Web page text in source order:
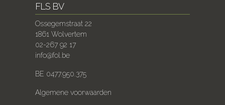
FLS BV
Ossegemstraat 22
1861 Wolvertem
02-267 92 17
info@fol.be
BE 0477.950.375
Algemene voorwaarden